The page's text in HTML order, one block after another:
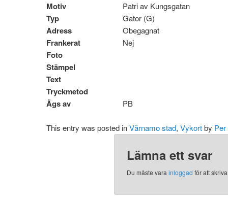
Motiv Patri av Kungsgatan
Typ Gator (G)
Adress Obegagnat
Frankerat Nej
Foto
Stämpel
Text
Tryckmetod
Ägs av
PB
This entry was posted inVärnamo stad, Vykortby
Lämna ett svar
Du måste varainloggad för att